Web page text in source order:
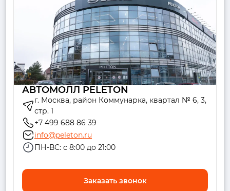
АВТОМОЛЛ PELETON
г. Москва, район Коммунарка, квартал № 6, 3,
стр. 1
+7 499 688 86 39
info@peleton.ru
ПН-ВС: с 8:00 до 21:00
Заказать звонок